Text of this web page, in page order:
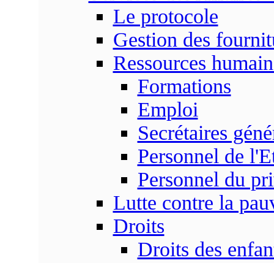
Le protocole
Gestion des
Ressources
Formations
Emploi
Secrétaires
Personnel de
Personnel du
Lutte contre la
Droits
Droits des